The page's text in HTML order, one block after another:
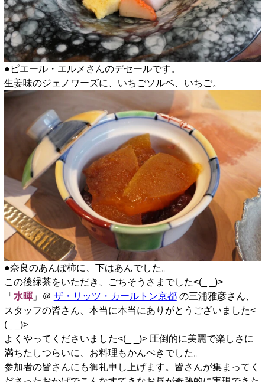
●ピエール・エルメさんのデセールです。
生姜味のジェノワーズに、いちごソルベ、いちご。
●奈良のあんぽ柿に、下はあんでした。
この後緑茶をいただき、ごちそうさまでした<(_ _)>
「 水暉」＠ ザ・リッツ・カールトン京都の三浦雅彦さん、
スタッフの皆さん、本当に本当にありがとうございました<
(_ _)>
よくやってくださいました<(_ _)> 圧倒的に美麗で楽しさに
満ちたしつらいに、お料理もかんぺきでした。
参加者の皆さんにも御礼申し上げます。皆さんが集まってく